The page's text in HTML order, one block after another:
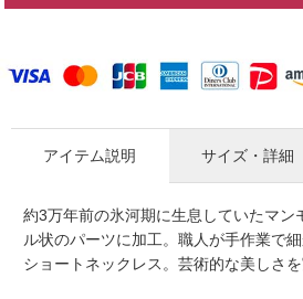
アイテム説明
約3万年前の氷河期に生息していたマン
ル状のパーツに加工。職人が手作業で
ショートネックレス。芸術的な美しさを
サイズ・詳細